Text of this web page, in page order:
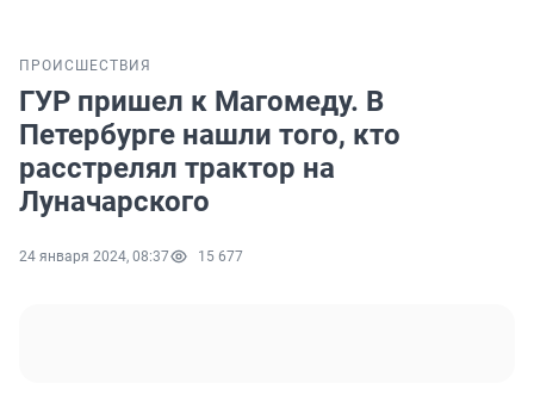
ПРОИСШЕСТВИЯ
ГУР пришел к Магомеду. В
Петербурге нашли того, кто
расстрелял трактор на
Луначарского
24 января 2024, 08:37 15 677